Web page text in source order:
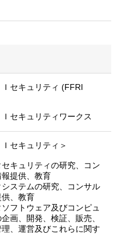
Ｉセキュリティ (FFRI
Ｉセキュリティワークス
セキュリティ＞
キュリティの研究、コン
提供、教育
ステムの研究、コンサル
、教育
フトウェア及びコンピュ
画、開発、検証、販売、
、運営及びこれらに関す